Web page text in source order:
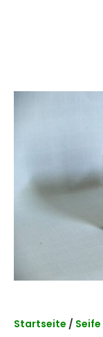
Startseite / Seife